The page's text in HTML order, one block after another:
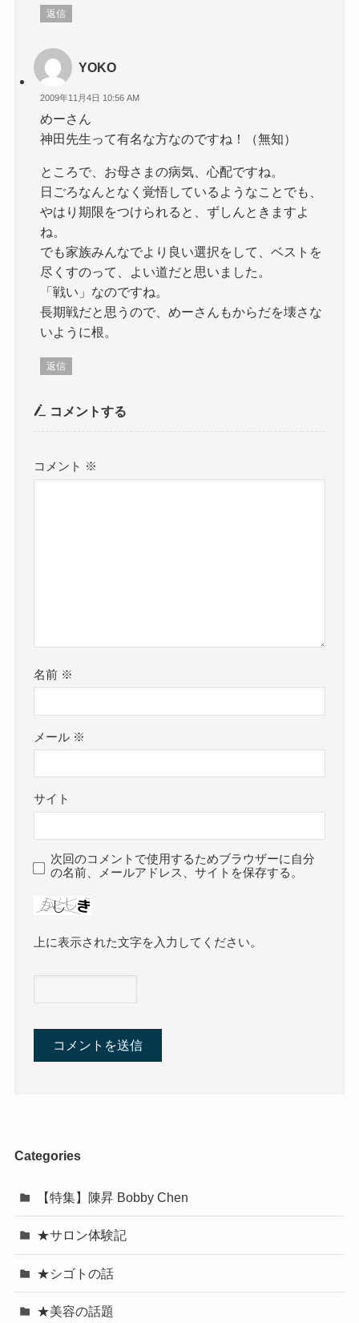
返信
YOKO
2009年11月4日 10:56 AM
めーさん
神田先生って有名な方なのですね！（無知）
ところで、お母さまの病気、心配ですね。
日ごろなんとなく覚悟しているようなことでも、
やはり期限をつけられると、ずしんときますよ
ね。
でも家族みんなでより良い選択をして、ベストを
尽くすのって、よい道だと思いました。
「戦い」なのですね。
長期戦だと思うので、めーさんもからだを壊さな
いように根。
返信
コメントする
コメント ※
名前 ※
メール ※
サイト
次回のコメントで使用するためブラウザーに自分
の名前、メールアドレス、サイトを保存する。
上に表示された文字を入力してください。
Categories
【特集】陳昇 Bobby Chen
★サロン体験記
★シゴトの話
★美容の話題